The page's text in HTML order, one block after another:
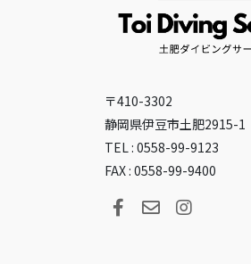
〒410-3302
静岡県伊豆市土肥2915-1
TEL : 0558-99-9123
FAX : 0558-99-9400